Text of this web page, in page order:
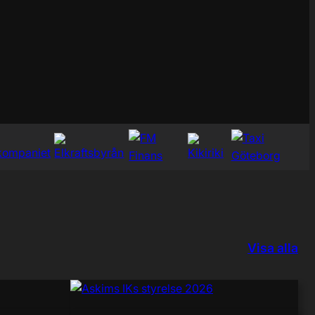
Visa alla